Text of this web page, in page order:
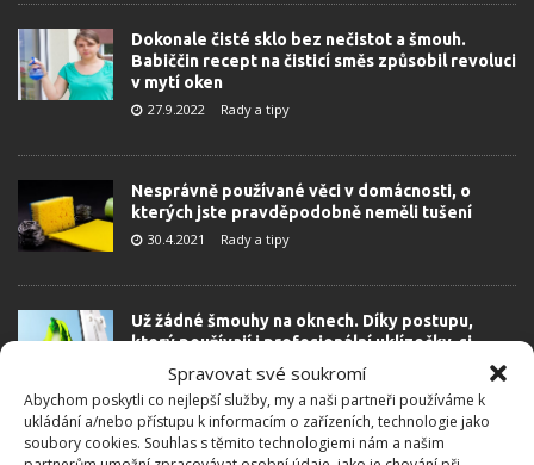
Spravovat své soukromí
Abychom poskytli co nejlepší služby, my a naši partneři používáme k
ukládání a/nebo přístupu k informacím o zařízeních, technologie jako
soubory cookies. Souhlas s těmito technologiemi nám a našim
Dokonale čisté sklo bez nečistot a šmouh.
Babiččin recept na čisticí směs způsobil revoluci
v mytí oken
27.9.2022 Rady a tipy
Nesprávně používané věci v domácnosti, o
kterých jste pravděpodobně neměli tušení
30.4.2021 Rady a tipy
Už žádné šmouhy na oknech. Díky postupu,
který používají i profesionální uklízečky, si
výrazně usnadníte práci
4.4.2021 Rady a tipy